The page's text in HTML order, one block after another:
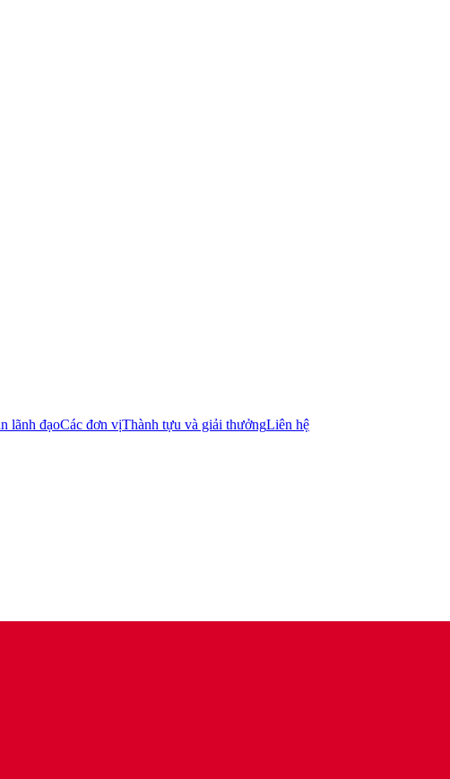
lãnh đạoCác đơn vịThành tựu và giải thưởngLiên hệ